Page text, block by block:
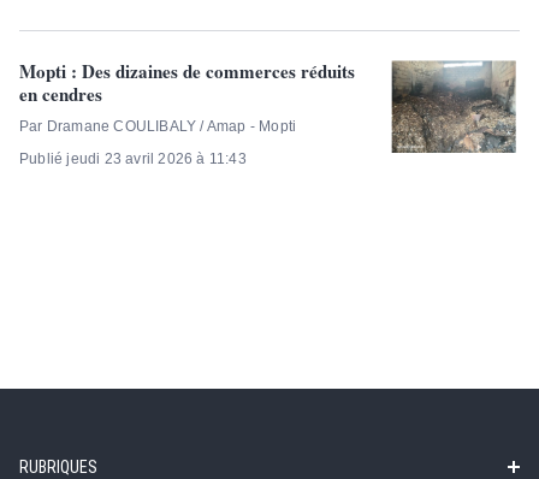
Mopti : Des dizaines de commerces réduits
en cendres
Par Dramane COULIBALY / Amap - Mopti
Publié jeudi 23 avril 2026 à 11:43
RUBRIQUES